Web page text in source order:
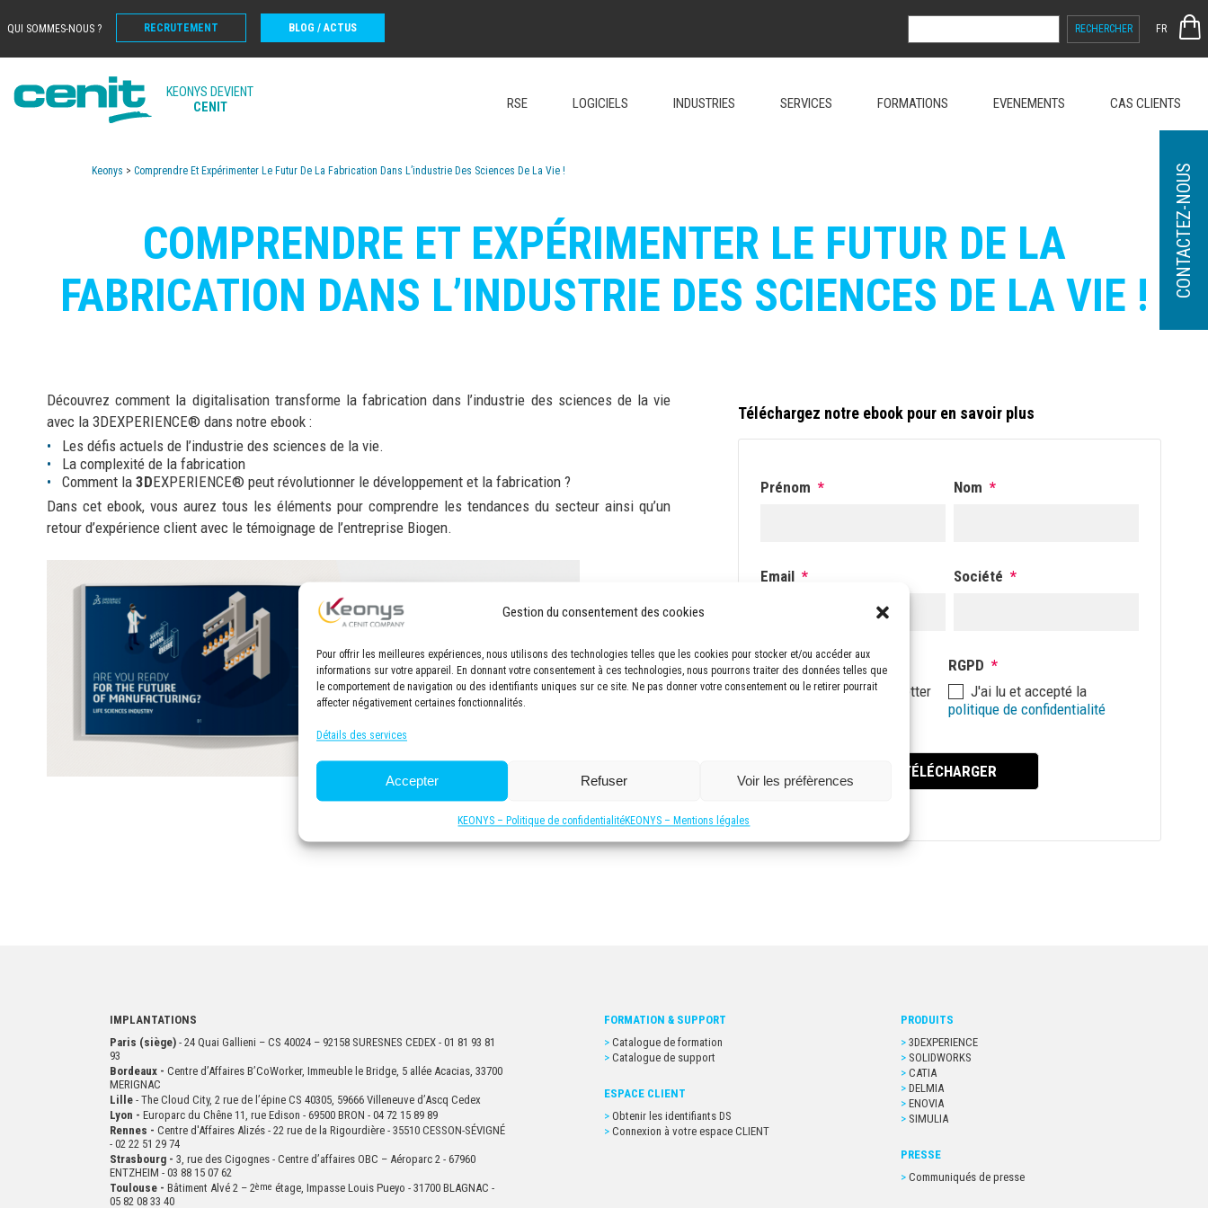
Gestion du consentement des cookies
Pour offrir les meilleures expériences, nous utilisons des technologies telles que les cookies pour stocker et/ou accéder aux
informations sur votre appareil. En donnant votre consentement à ces technologies, nous pourrons traiter des données telles que
le comportement de navigation ou des identifiants uniques sur ce site. Ne pas donner votre consentement ou le retirer pourrait
affecter négativement certaines fonctionnalités.
Détails des services
Accepter Refuser Voir les préfèrences
KEONYS – Politique de confidentialitéKEONYS – Mentions légales
QUI SOMMES-NOUS ? RECRUTEMENT BLOG / ACTUS
RECHERCHER :
FR
KEONYS DEVIENT
CENIT
RSE LOGICIELS INDUSTRIES SERVICES FORMATIONS EVENEMENTS CAS CLIENTS
CONTACTEZ-NOUS
Keonys > Comprendre Et Expérimenter Le Futur De La Fabrication Dans L’industrie Des Sciences De La Vie !
COMPRENDRE ET EXPÉRIMENTER LE FUTUR DE LA
FABRICATION DANS L’INDUSTRIE DES SCIENCES DE LA VIE !
Découvrez comment la digitalisation transforme la fabrication dans l’industrie des sciences de la vie
avec la 3DEXPERIENCE® dans notre ebook :
Les défis actuels de l’industrie des sciences de la vie.
La complexité de la fabrication
Comment la 3DEXPERIENCE® peut révolutionner le développement et la fabrication ?
Dans cet ebook, vous aurez tous les éléments pour comprendre les tendances du secteur ainsi qu’un
retour d’expérience client avec le témoignage de l’entreprise Biogen.
Téléchargez notre ebook pour en savoir plus
Prénom * Nom *
Email * Société *
Newsletter
S'inscrire à la newsletter
RGPD *
J'ai lu et accepté la
politique de confidentialité
IMPLANTATIONS
Paris (siège) - 24 Quai Gallieni – CS 40024 – 92158 SURESNES CEDEX - 01 81 93 81
93
Bordeaux - Centre d’Affaires B’CoWorker, Immeuble le Bridge, 5 allée Acacias, 33700
MERIGNAC
Lille - The Cloud City, 2 rue de l’épine CS 40305, 59666 Villeneuve d’Ascq Cedex
Lyon - Europarc du Chêne 11, rue Edison - 69500 BRON - 04 72 15 89 89
Rennes - Centre d'Affaires Alizés - 22 rue de la Rigourdière - 35510 CESSON-SÉVIGNÉ
- 02 22 51 29 74
Strasbourg - 3, rue des Cigognes - Centre d’affaires OBC – Aéroparc 2 - 67960
ENTZHEIM - 03 88 15 07 62
Toulouse - Bâtiment Alvé 2 – 2ème étage, Impasse Louis Pueyo - 31700 BLAGNAC -
05 82 08 33 40
FORMATION & SUPPORT
Catalogue de formation
Catalogue de support
ESPACE CLIENT
Obtenir les identifiants DS
Connexion à votre espace CLIENT
PRODUITS
3DEXPERIENCE
SOLIDWORKS
CATIA
DELMIA
ENOVIA
SIMULIA
PRESSE
Communiqués de presse